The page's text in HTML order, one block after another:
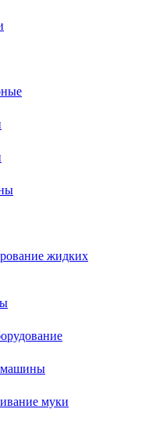
жидких
машины
муки